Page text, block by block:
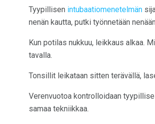
Tyypillisen intubaatiomenetelmän
nenän kautta, putki työnnetään
Kun potilas nukkuu, leikkaus alkaa.
tavalla.
Tonsillit leikataan sitten terävällä,
Verenvuotoa kontrolloidaan
samaa tekniikkaa.